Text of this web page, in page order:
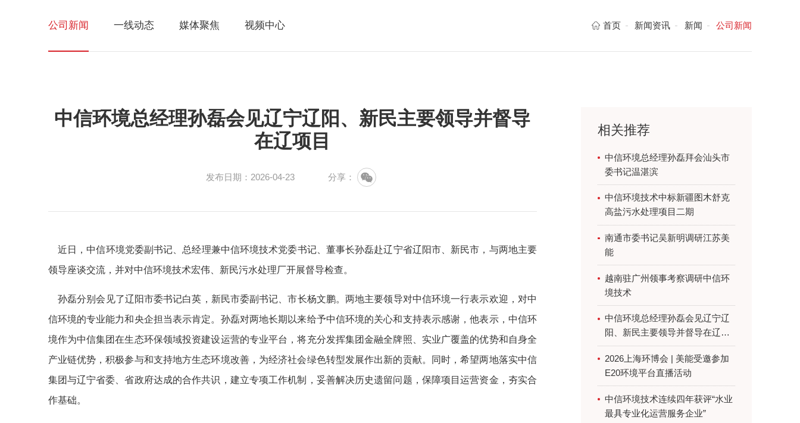
公司新闻 一线动态 媒体聚焦 视频中心 首页 新闻资讯 新闻 公司新闻
中信环境总经理孙磊会见辽宁辽阳、新民主要领导并督导
在辽项目
发布日期：2026-04-23 分享：
近日，中信环境党委副书记、总经理兼中信环境技术党委书记、董事长孙磊赴辽宁省辽阳市、新民市，与两地主要
领导座谈交流，并对中信环境技术宏伟、新民污水处理厂开展督导检查。
孙磊分别会见了辽阳市委书记白英，新民市委副书记、市长杨文鹏。两地主要领导对中信环境一行表示欢迎，对中
信环境的专业能力和央企担当表示肯定。孙磊对两地长期以来给予中信环境的关心和支持表示感谢，他表示，中信环
境作为中信集团在生态环保领域投资建设运营的专业平台，将充分发挥集团金融全牌照、实业广覆盖的优势和自身全
产业链优势，积极参与和支持地方生态环境改善，为经济社会绿色转型发展作出新的贡献。同时，希望两地落实中信
集团与辽宁省委、省政府达成的合作共识，建立专项工作机制，妥善解决历史遗留问题，保障项目运营资金，夯实合
作基础。
相关推荐
中信环境总经理孙磊拜会汕头市
委书记温湛滨
中信环境技术中标新疆图木舒克
高盐污水处理项目二期
南通市委书记吴新明调研江苏美
能
越南驻广州领事考察调研中信环
境技术
中信环境总经理孙磊会见辽宁辽
阳、新民主要领导并督导在辽项
目
2026上海环博会 | 美能受邀参加
E20环境平台直播活动
中信环境技术连续四年获评“水业
最具专业化运营服务企业”